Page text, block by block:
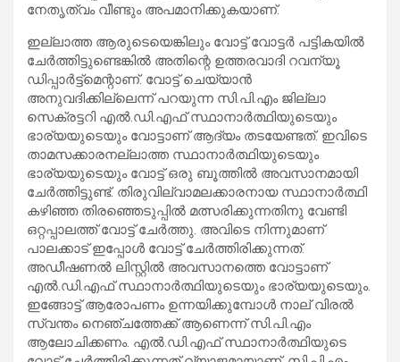
നേതൃത്വം വീണ്ടും അപമാനിക്കുകയാണ്.
ഇല്ലാത്ത ആരുടെയെങ്കിലും വോട്ട് വോട്ടര്‍ പട്ടികയില്‍
ചേര്‍ത്തിട്ടുണ്ടെങ്കില്‍ അതിന്റെ ഉത്തരവാദി റവന്യൂ
ഡിപ്പാര്‍ട്ട്‌മെന്റാണ്. വോട്ട് ചെയ്യാന്‍
അനുവദിക്കില്ലെന്ന് പറയുന്ന സി.പി.എം ജില്ലാ
സെക്രട്ടറി എല്‍.ഡി.എഫ് സ്ഥാനാര്‍ത്ഥിയുടെയും
ഭാര്യയുടെയും വോട്ടാണ് ആദ്യം തടയേണ്ടത്. ഇവിടെ
താമസക്കാരനല്ലാത്ത സ്ഥാനാര്‍ത്ഥിയുടെയും
ഭാര്യയുടെയും വോട്ട് ഒരു ബൂത്തില്‍ അവസാനമായി
ചേര്‍ത്തിട്ടുണ്ട്. തിരുവില്വാമലക്കാരനായ സ്ഥാനാര്‍ത്ഥി
കഴിഞ്ഞ തിരഞ്ഞെടുപ്പില്‍ മത്സരിക്കുന്നതിനു വേണ്ടി
ഒറ്റപ്പാലത്ത് വോട്ട് ചേര്‍ത്തു. അവിടെ നിന്നുമാണ്
പാലക്കാട് ഇപ്പോള്‍ വോട്ട് ചേര്‍ത്തിരിക്കുന്നത്.
അഡീഷണല്‍ ലിസ്റ്റില്‍ അവസാനത്തെ വോട്ടാണ്
എല്‍.ഡി.എഫ് സ്ഥാനാര്‍ത്ഥിയുടെയും ഭാര്യയുടെയും.
ഇങ്ങോട്ട് ആരോപണം ഉന്നയിക്കുമ്പോള്‍ നാല് വിരല്‍
സ്വന്തം നെഞ്ചത്തേക്ക് ആണെന്ന് സി.പി.എം
ആലോചിക്കണം. എല്‍.ഡി.എഫ് സ്ഥാനാര്‍ത്ഥിയുടെ